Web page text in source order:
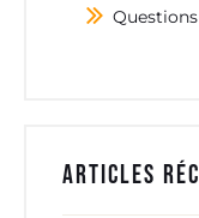
Articles